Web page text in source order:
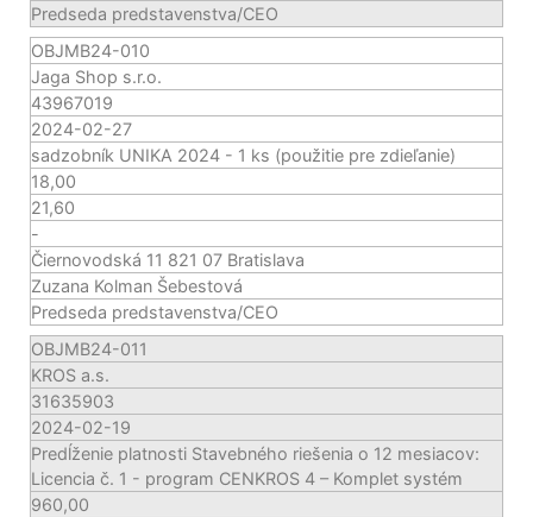
Predseda predstavenstva/CEO
OBJMB24-010
Jaga Shop s.r.o.
43967019
2024-02-27
sadzobník UNIKA 2024 - 1 ks (použitie pre zdieľanie)
18,00
21,60
-
Čiernovodská 11 821 07 Bratislava
Zuzana Kolman Šebestová
Predseda predstavenstva/CEO
OBJMB24-011
KROS a.s.
31635903
2024-02-19
Predĺženie platnosti Stavebného riešenia o 12 mesiacov:
Licencia č. 1 - program CENKROS 4 – Komplet systém
960,00